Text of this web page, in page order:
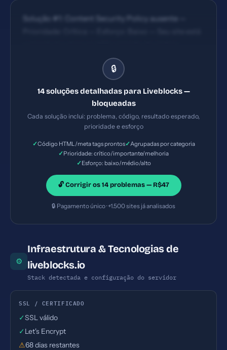
Solução #1: Content Security Policy ausente —
malicioso. — Solução #2: X-Frame-Options ausente
— Prioridade: Crítica — Esforço: Baixo — Seu site
(clickjacking). — Solução #6: Meta description com
117 caracteres (ideal: 120-160) — Prioridade:
Importante — Esforço: Baixo
🔒
14 soluções detalhadas para Liveblocks —
bloqueadas
Cada solução inclui: problema, código, resultado esperado,
prioridade e esforço
✓Código HTML/meta tags prontos✓Agrupadas por categoria
✓Prioridade: crítico/importante/melhoria
✓Esforço: baixo/médio/alto
🔓 Corrigir os 14 problemas — R$47
🔒 Pagamento único · +1.500 sites já analisados
⚙
Infraestrutura & Tecnologias de
liveblocks.io
Stack detectada e configuração do servidor
SSL / CERTIFICADO
✓SSL válido
✓ Let's Encrypt
⚠68 dias restantes